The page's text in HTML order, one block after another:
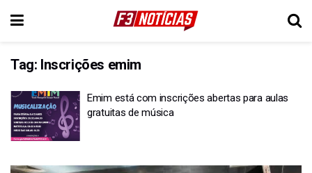
Tag: Inscrições emim
Emim está com inscrições abertas para aulas
gratuitas de música